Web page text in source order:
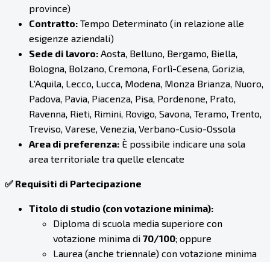
province)
Contratto: Tempo Determinato (in relazione alle
esigenze aziendali)
Sede di lavoro: Aosta, Belluno, Bergamo, Biella,
Bologna, Bolzano, Cremona, Forlì-Cesena, Gorizia,
L'Aquila, Lecco, Lucca, Modena, Monza Brianza, Nuoro,
Padova, Pavia, Piacenza, Pisa, Pordenone, Prato,
Ravenna, Rieti, Rimini, Rovigo, Savona, Teramo, Trento,
Treviso, Varese, Venezia, Verbano-Cusio-Ossola
Area di preferenza: È possibile indicare una sola
area territoriale tra quelle elencate
✅ Requisiti di Partecipazione
Titolo di studio (con votazione minima):
Diploma di scuola media superiore con
votazione minima di 70/100; oppure
Laurea (anche triennale) con votazione minima